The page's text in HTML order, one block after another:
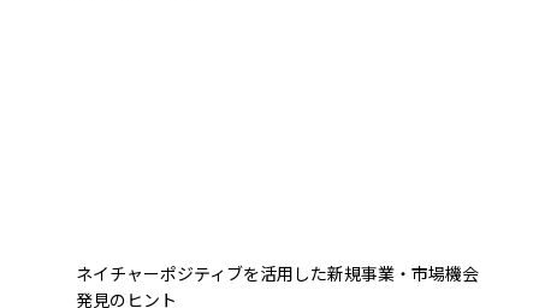
ネイチャーポジティブを活用した新規事業・市場機会
発見のヒント